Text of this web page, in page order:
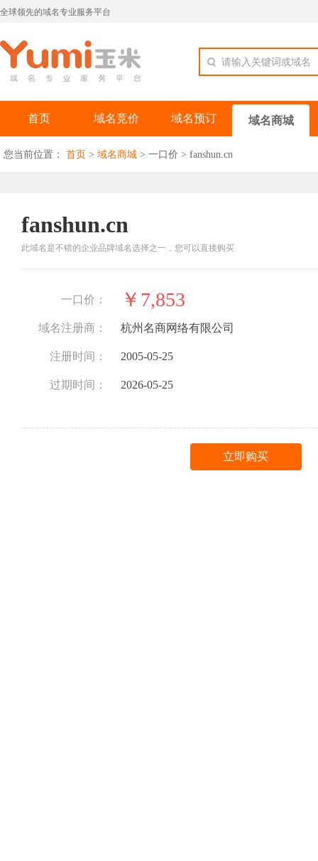
全球领先的域名专业服务平台
请输入关键词或域名
首页 域名竞价 域名预订 域名商城
您当前位置： 首页 > 域名商城 > 一口价 > fanshun.cn
fanshun.cn
此域名是不错的企业品牌域名选择之一，您可以直接购买
一口价： ￥7,853
域名注册商： 杭州名商网络有限公司
注册时间： 2005-05-25
过期时间： 2026-05-25